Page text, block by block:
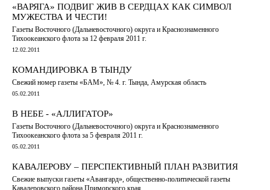
«ВАРЯГА» ПОДВИГ ЖИВ В СЕРДЦАХ КАК СИМВОЛ
МУЖЕСТВА И ЧЕСТИ!
Газеты Восточного (Дальневосточного) округа и Краснознаменного
Тихоокеанского флота за 12 февраля 2011 г.
12.02.2011
КОМАНДИРОВКА В ТЫНДУ
Свежий номер газеты «БАМ», № 4. г. Тында, Амурская область
05.02.2011
В НЕБЕ - «АЛЛИГАТОР»
Газеты Восточного (Дальневосточного) округа и Краснознаменного
Тихоокеанского флота за 5 февраля 2011 г.
05.02.2011
КАВАЛЕРОВУ – ПЕРСПЕКТИВНЫЙ ПЛАН РАЗВИТИЯ
Свежие выпуски газеты «Авангард», общественно-политической газеты
Кавалеровского района Приморского края